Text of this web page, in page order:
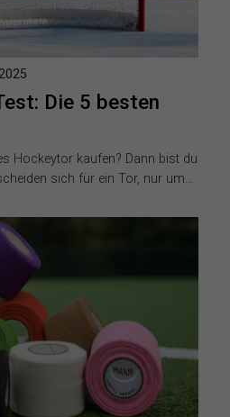
Die 5 besten
Hockeytor kaufen? Dann bist du
sich für ein Tor, nur um…